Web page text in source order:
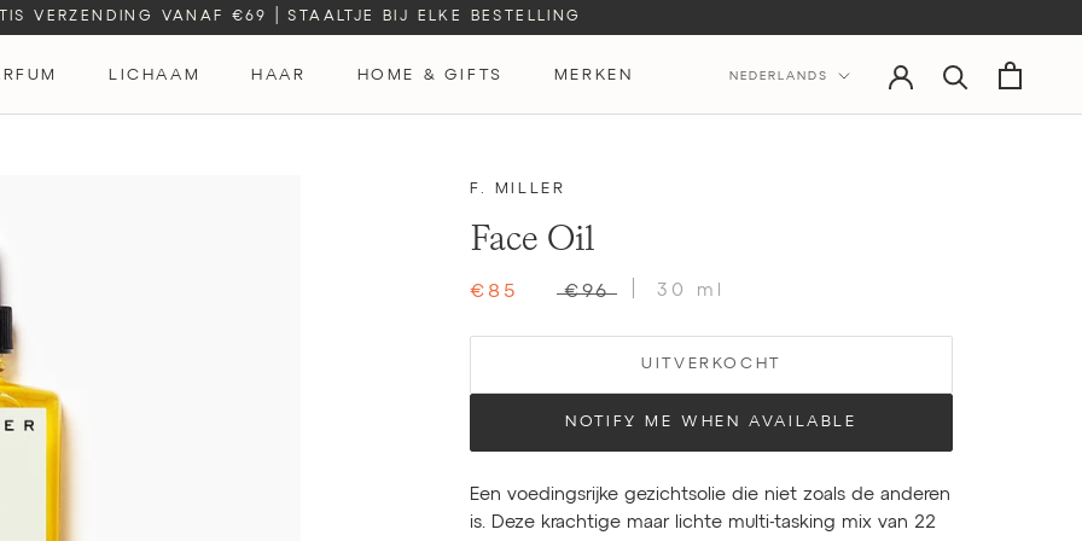
VERZENDING VANAF €69 |STAALTJE BIJ ELKE BESTELLING
LICHAAM HAAR HOME & GIFTS
MERKEN
Taal
NEDERLANDS
F. MILLER
Face Oil
€85 €96 30 ml
UITVERKOCHT
NOTIFY ME WHEN AVAILABLE
Een voedingsrijke gezichtsolie die niet zoals de anderen
is. Deze krachtige maar lichte multi-tasking mix van 22